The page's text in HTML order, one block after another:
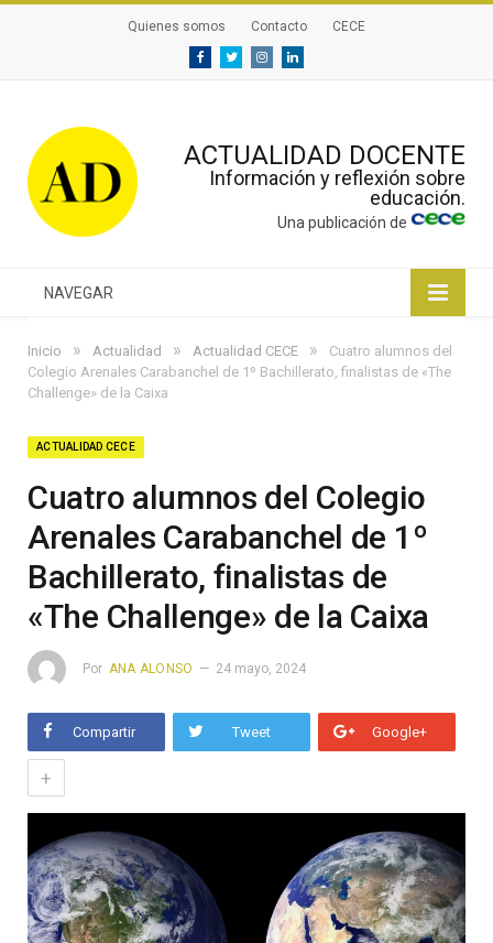
Quienes somos Contacto CECE
FacebookTwitterInstagramLinkedin
ACTUALIDAD DOCENTE
Información y reflexión sobre
educación.
Una publicación de
NAVEGAR
Inicio » Actualidad » Actualidad CECE »
Cuatro alumnos del
Colegio Arenales Carabanchel de 1º Bachillerato, finalistas de «The
Challenge» de la Caixa
ACTUALIDAD CECE
Cuatro alumnos del Colegio
Arenales Carabanchel de 1º
Bachillerato, finalistas de
«The Challenge» de la Caixa
Por ANA ALONSO 24 mayo, 2024
Compartir Tweet Google+
+